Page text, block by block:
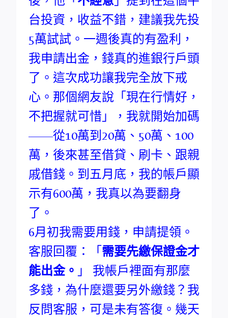
台投資，收益不錯，建議我先投
5萬試試。一週後真的有盈利，
我申請出金，錢真的進銀行戶頭
了。這次成功讓我完全放下戒
心。那個網友說「現在行情好，
不把握就可惜」，我就開始加碼
——從10萬到20萬、50萬、100
萬，後來甚至借貸、刷卡、跟親
戚借錢。到五月底，我的帳戶顯
示有600萬，我真以為要翻身
了。
6月初我需要用錢，申請提領。
客服回覆：「 需要先繳保證金才
能出金。 」 我帳戶裡面有那麼
多錢，為什麼還要另外繳錢？我
反問客服，可是未有答復。幾天